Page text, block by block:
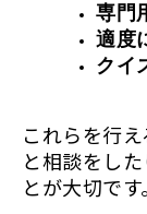
専門
適度
クイ
これらを行
と相談をし
とが大切です